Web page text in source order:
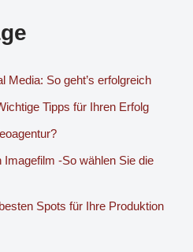
Media: So geht’s erfolgreich
Tipps für Ihren Erfolg
-So wählen Sie die
Spots für Ihre Produktion